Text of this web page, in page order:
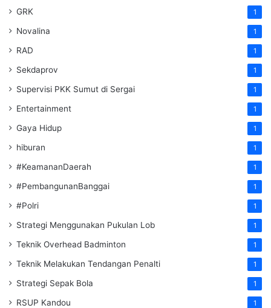
GRK 1
Novalina 1
RAD 1
Sekdaprov 1
Supervisi PKK Sumut di Sergai 1
Entertainment 1
Gaya Hidup 1
hiburan 1
#KeamananDaerah 1
#PembangunanBanggai 1
#Polri 1
Strategi Menggunakan Pukulan Lob 1
Teknik Overhead Badminton 1
Teknik Melakukan Tendangan Penalti 1
Strategi Sepak Bola 1
RSUP Kandou 1